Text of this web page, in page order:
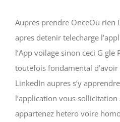
Aupres prendre OnceOu rien
apres detenir telecharge
l’App voilage sinon ceci G gle
toutefois fondamental
LinkedIn aupres s’y
l’application vous
appartenez hetero voire